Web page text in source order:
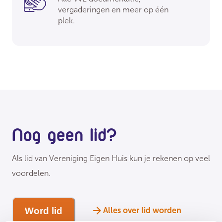
vergaderingen en meer op één
plek.
Nog geen lid?
Als lid van Vereniging Eigen Huis kun je rekenen op veel
voordelen.
Word lid Alles over lid worden